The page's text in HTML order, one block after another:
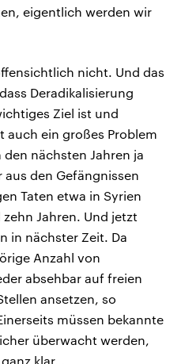
eigentlich werden wir
nicht. Und das
Deradikalisierung
Ziel ist und
auch ein großes Problem
nächsten Jahren ja
den Gefängnissen
Taten etwa in Syrien
Jahren. Und jetzt
in nächster Zeit. Da
Anzahl von
absehbar auf freien
ansetzen, so
müssen bekannte
überwacht werden,
klar…